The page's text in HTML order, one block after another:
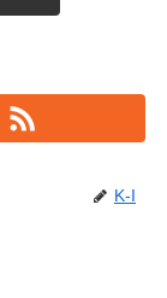
K-I